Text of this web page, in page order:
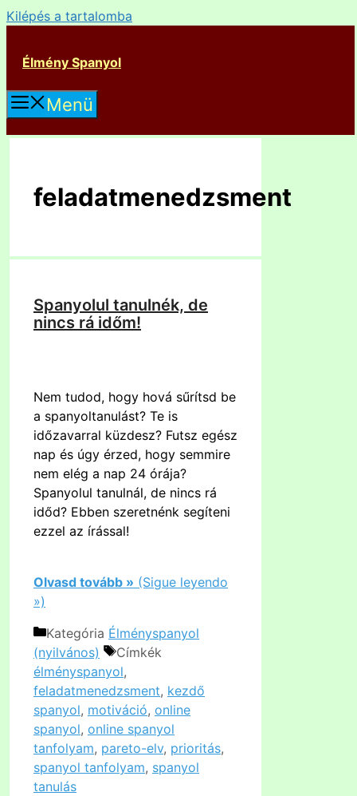
Kilépés a tartalomba
Élmény Spanyol
Menü
feladatmenedzsment
Spanyolul tanulnék, de
nincs rá időm!
Nem tudod, hogy hová sűrítsd be
a spanyoltanulást? Te is
időzavarral küzdesz? Futsz egész
nap és úgy érzed, hogy semmire
nem elég a nap 24 órája?
Spanyolul tanulnál, de nincs rá
időd? Ebben szeretnénk segíteni
ezzel az írással!
Olvasd tovább » (Sigue leyendo
»)
Kategória Élményspanyol
(nyilvános)
Címkék
élményspanyol,
feladatmenedzsment, kezdő
spanyol, motiváció, online
spanyol, online spanyol
tanfolyam, pareto-elv, prioritás,
spanyol tanfolyam, spanyol
tanulás